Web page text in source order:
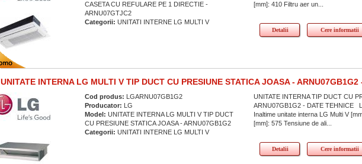
CASETA CU REFULARE PE 1 DIRECTIE -
ARNU07GTJC2
Categorii:UNITATI INTERNE LG MULTI V
[mm]: 410 Filtru aer un...
Detalii Cere informatii
UNITATE INTERNA LG MULTI V TIP DUCT CU PRESIUNE STATICA JOASA -
Cod produs: LGARNU07GB1G2
Producator: LG
Model:UNITATE INTERNA LG MULTI V TIP DUCT
CU PRESIUNE STATICA JOASA - ARNU07GB1G2
Categorii:UNITATI INTERNE LG MULTI V
UNITATE INTERNA TIP DUCT CU
ARNU07GB1G2 - DATE TEHNICE
Inaltime unitate interna LG Multi V
[mm]: 575 Tensiune de ali...
Detalii Cere informatii